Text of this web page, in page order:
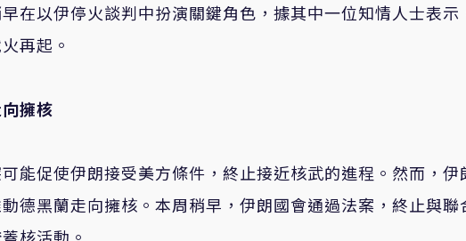
在以伊停火談判中扮演關鍵角色，據其中一位知情人士表示
再起。
擁核
能促使伊朗接受美方條件，終止接近核武的進程。然而，伊
德黑蘭走向擁核。本周稍早，伊朗國會通過法案，終止與聯